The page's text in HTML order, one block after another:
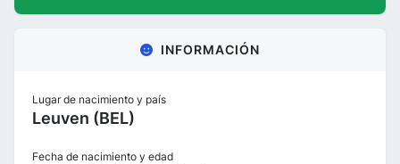
INFORMACIÓN
Lugar de nacimiento y país
Leuven (BEL)
Fecha de nacimiento y edad